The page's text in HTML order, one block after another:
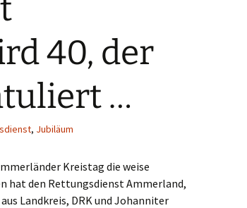
40, der
…
, Jubiläum
Kreistag die weise
hat den Rettungsdienst Ammerland,
Landkreis, DRK und Johanniter